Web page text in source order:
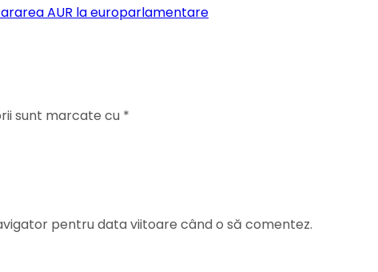
AUR la europarlamentare
sunt marcate cu *
pentru data viitoare când o să comentez.